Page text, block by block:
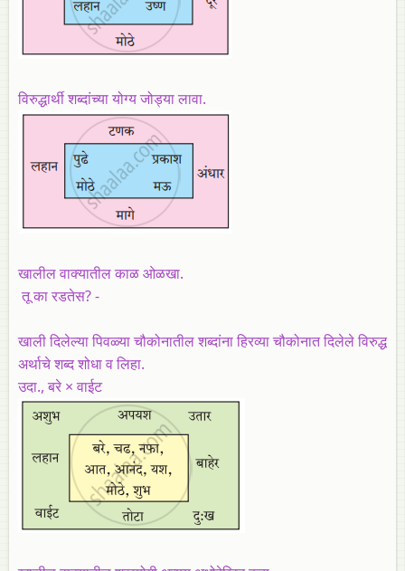
विरुद्धार्थी शब्दांच्या योग्य जोड्या लावा.
खालील वाक्यातील काळ ओळखा.
तू का रडतेस? -
खाली दिलेल्या पिवळ्या चौकोनातील शब्दांना हिरव्या चौकोनात दिलेले विरुद्ध
अर्थाचे शब्द शोधा व लिहा.
उदा., बरे × वाईट